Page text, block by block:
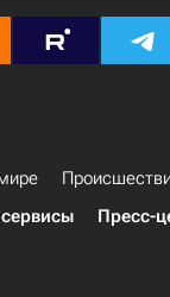
Пресс-